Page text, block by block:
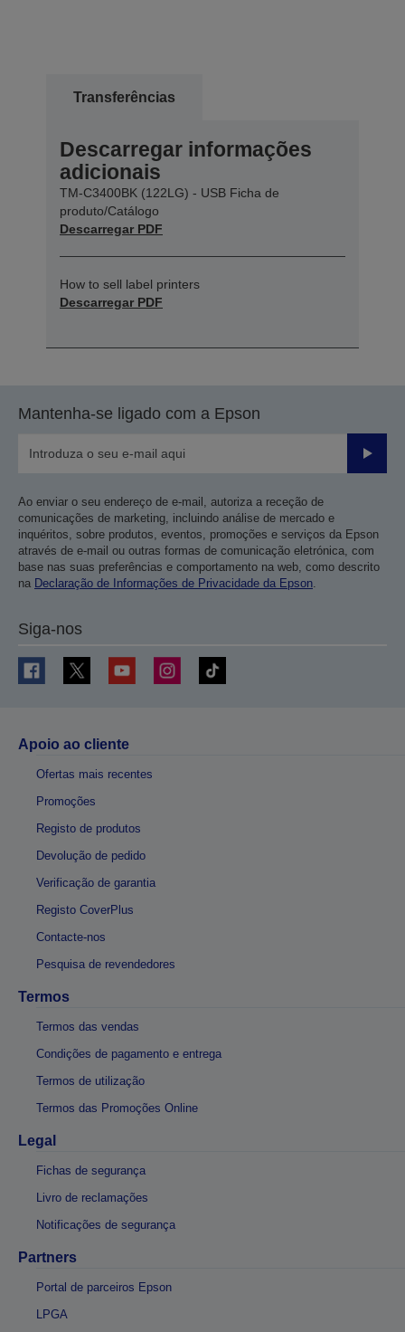
Transferências
Descarregar informações
adicionais
TM-C3400BK (122LG) - USB Ficha de
produto/Catálogo
Descarregar PDF
How to sell label printers
Descarregar PDF
Mantenha-se ligado com a Epson
Enviar
Ao enviar o seu endereço de e-mail, autoriza a receção de
comunicações de marketing, incluindo análise de mercado e
inquéritos, sobre produtos, eventos, promoções e serviços da Epson
através de e-mail ou outras formas de comunicação eletrónica, com
base nas suas preferências e comportamento na web, como descrito
na Declaração de Informações de Privacidade da Epson
Siga-nos
Apoio ao cliente
Ofertas mais recentes
Promoções
Registo de produtos
Devolução de pedido
Verificação de garantia
Registo CoverPlus
Contacte-nos
Pesquisa de revendedores
Termos
Termos das vendas
Condições de pagamento e entrega
Termos de utilização
Termos das Promoções Online
Legal
Fichas de segurança
Livro de reclamações
Notificações de segurança
Partners
Portal de parceiros Epson
LPGA